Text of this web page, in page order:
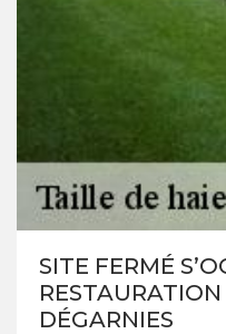
SITE FERMÉ
DÉGARNIES